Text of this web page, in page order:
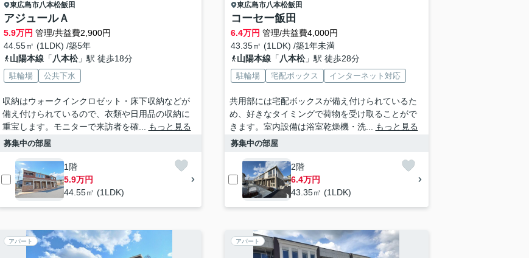
東広島市八本松飯田
アジュールＡ
5.9万円 管理/共益費2,900円
44.55㎡ (1LDK) /築5年
山陽本線「 八本松」駅 徒歩18分
駐輪場 公共下水
収納はウォークインクロゼット・床下収納などが
備え付けられているので、衣類や日用品の収納に
重宝します。モニターで来訪者を確...
もっと見る
募集中の部屋
1階
5.9万円
44.55㎡ (1LDK)
東広島市八本松飯田
コーセー飯田
6.4万円 管理/共益費4,000円
43.35㎡ (1LDK) /築1年未満
山陽本線「 八本松」駅 徒歩28分
駐輪場 宅配ボックス インターネット対応
共用部には宅配ボックスが備え付けられているた
め、好きなタイミングで荷物を受け取ることがで
きます。室内設備は浴室乾燥機・洗...
もっと見る
募集中の部屋
2階
6.4万円
43.35㎡ (1LDK)
アパート アパート